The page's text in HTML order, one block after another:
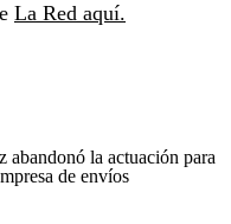
La Red aquí.
abandonó la actuación para
de envíos